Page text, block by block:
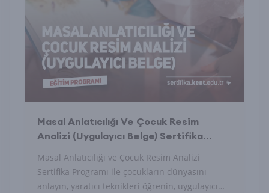
Masal Anlatıcılığı Ve Çocuk Resim
Analizi (Uygulayıcı Belge) Sertifika
Masal Anlatıcılığı ve Çocuk Resim Analizi
Sertifika Programı ile çocukların dünyasını
anlayın, yaratıcı teknikleri öğrenin, uygulayıcı